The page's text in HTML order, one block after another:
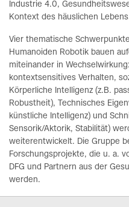
Industrie 4.0,
Kontext des häuslichen
Vier thematische
Humanoiden Robotik bauen
miteinander in
kontextsensitives Verhalten,
Körperliche Intelligenz (z.B.
Robustheit), Technisches
künstliche Intelligenz) und
Sensorik/Aktorik, Stabilität)
weiterentwickelt. Die Gruppe
Forschungsprojekte, die u. a.
DFG und Partnern aus der
werden.